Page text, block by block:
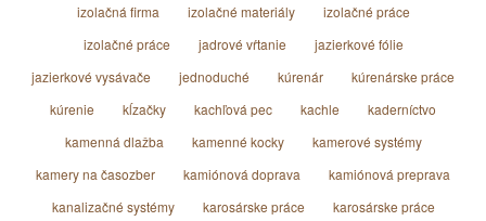
izolačná firma
izolačné materiály
izolačné práce
izolačné práce
jadrové vŕtanie
jazierkové fólie
jazierkové vysávače
jednoduché kúrenár
kúrenárske práce
kúrenie
kĺzačky kachľová pec kachle
kaderníctvo
kamenná dlažba
kamenné kocky
kamerové systémy
kamery na časozber
kamiónová doprava
kamiónová preprava
kanalizačné systémy
karosárske práce
karosárske práce